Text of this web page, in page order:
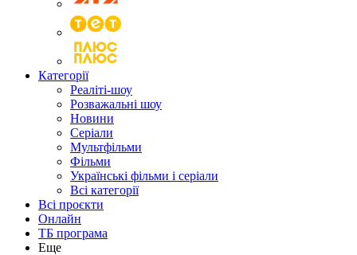
Категорії
Реаліті-шоу
Розважальні шоу
Новини
Серіали
Мультфільми
Фільми
Українські фільми і серіали
Всі категорії
Всі проєкти
Онлайн
ТБ програма
Еще